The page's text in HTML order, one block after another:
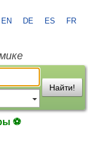
EN DE ES FR
Найти!
⚽